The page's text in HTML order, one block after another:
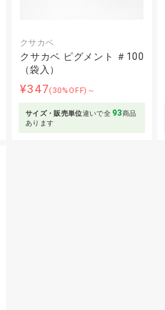
クサカベ
クサカベ ピグメント ＃100
（袋入）
¥347(30%OFF)～
サイズ・販売単位違いで全 93商品
あります